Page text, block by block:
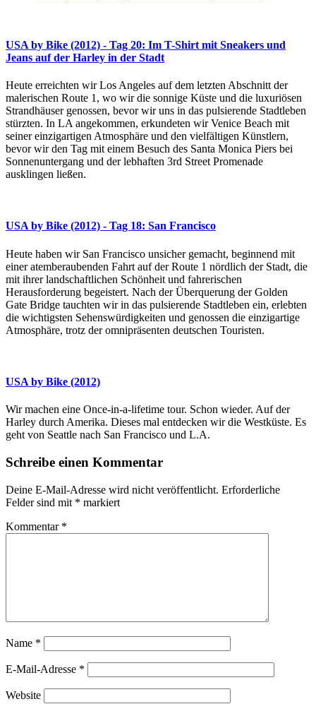
USA by Bike (2012) - Tag 20: Im T-Shirt mit Sneakers und
Jeans auf der Harley in der Stadt
Heute erreichten wir Los Angeles auf dem letzten Abschnitt der
malerischen Route 1, wo wir die sonnige Küste und die luxuriösen
Strandhäuser genossen, bevor wir uns in das pulsierende Stadtleben
stürzten. In LA angekommen, erkundeten wir Venice Beach mit
seiner einzigartigen Atmosphäre und den vielfältigen Künstlern,
bevor wir den Tag mit einem Besuch des Santa Monica Piers bei
Sonnenuntergang und der lebhaften 3rd Street Promenade
ausklingen ließen.
USA by Bike (2012) - Tag 18: San Francisco
Heute haben wir San Francisco unsicher gemacht, beginnend mit
einer atemberaubenden Fahrt auf der Route 1 nördlich der Stadt, die
mit ihrer landschaftlichen Schönheit und fahrerischen
Herausforderung begeistert. Nach der Überquerung der Golden
Gate Bridge tauchten wir in das pulsierende Stadtleben ein, erlebten
die wichtigsten Sehenswürdigkeiten und genossen die einzigartige
Atmosphäre, trotz der omnipräsenten deutschen Touristen.
USA by Bike (2012)
Wir machen eine Once-in-a-lifetime tour. Schon wieder. Auf der
Harley durch Amerika. Dieses mal entdecken wir die Westküste. Es
geht von Seattle nach San Francisco und L.A.
Schreibe einen Kommentar
Deine E-Mail-Adresse wird nicht veröffentlicht. Erforderliche
Felder sind mit * markiert
Kommentar *
Name *
E-Mail-Adresse *
Website